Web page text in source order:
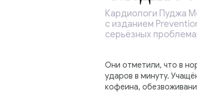
Кардиологи Пуджа
с изданием
серьёзных
Они отметили, что в
ударов в минуту.
кофеина,